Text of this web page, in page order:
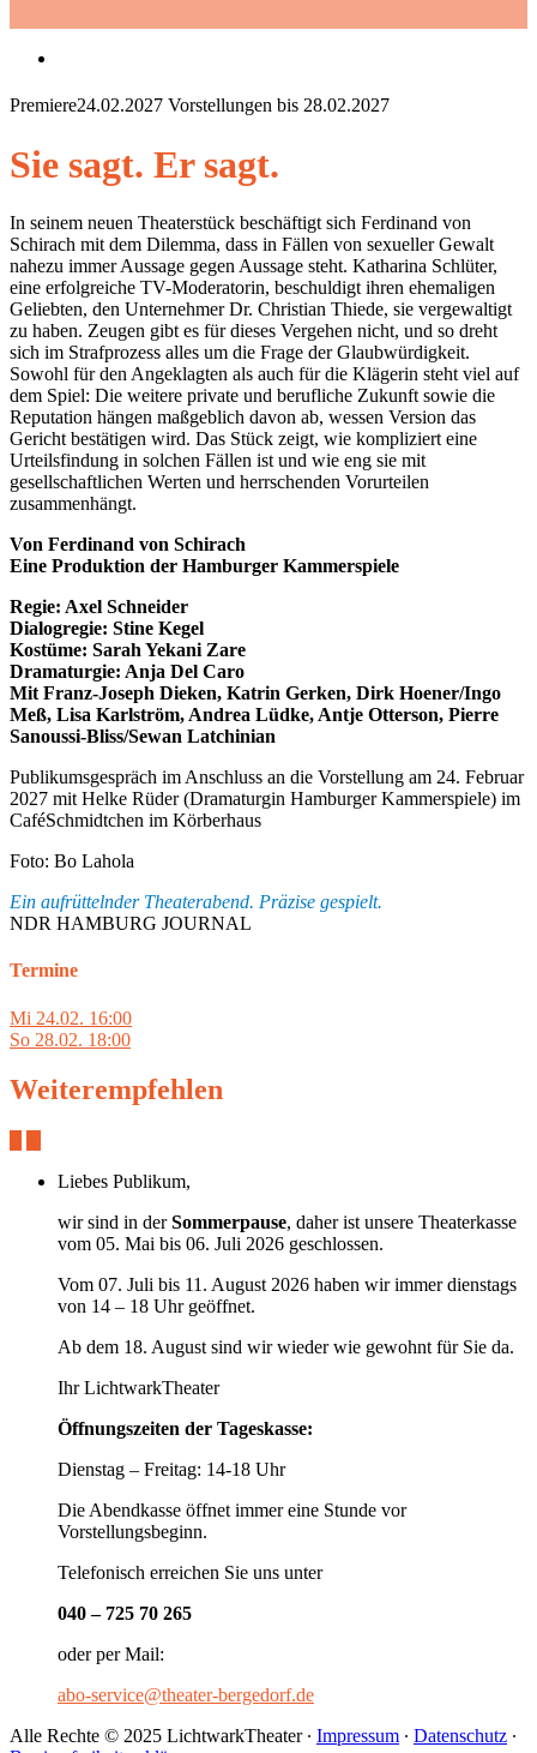
Premiere24.02.2027 Vorstellungen bis 28.02.2027
Sie sagt. Er sagt.
In seinem neuen Theaterstück beschäftigt sich Ferdinand von
Schirach mit dem Dilemma, dass in Fällen von sexueller Gewalt
nahezu immer Aussage gegen Aussage steht. Katharina Schlüter,
eine erfolgreiche TV-Moderatorin, beschuldigt ihren ehemaligen
Geliebten, den Unternehmer Dr. Christian Thiede, sie vergewaltigt
zu haben. Zeugen gibt es für dieses Vergehen nicht, und so dreht
sich im Strafprozess alles um die Frage der Glaubwürdigkeit.
Sowohl für den Angeklagten als auch für die Klägerin steht viel auf
dem Spiel: Die weitere private und berufliche Zukunft sowie die
Reputation hängen maßgeblich davon ab, wessen Version das
Gericht bestätigen wird. Das Stück zeigt, wie kompliziert eine
Urteilsfindung in solchen Fällen ist und wie eng sie mit
gesellschaftlichen Werten und herrschenden Vorurteilen
zusammenhängt.
Von Ferdinand von Schirach
Eine Produktion der Hamburger Kammerspiele
Regie: Axel Schneider
Dialogregie: Stine Kegel
Kostüme: Sarah Yekani Zare
Dramaturgie: Anja Del Caro
Mit Franz-Joseph Dieken, Katrin Gerken, Dirk Hoener/Ingo
Meß, Lisa Karlström, Andrea Lüdke, Antje Otterson, Pierre
Sanoussi-Bliss/Sewan Latchinian
Publikumsgespräch im Anschluss an die Vorstellung am 24. Februar
2027 mit Helke Rüder (Dramaturgin Hamburger Kammerspiele) im
CaféSchmidtchen im Körberhaus
Foto: Bo Lahola
Ein aufrüttelnder Theaterabend. Präzise gespielt.
NDR HAMBURG JOURNAL
Termine
Mi 24.02. 16:00
So 28.02. 18:00
Weiterempfehlen
Liebes Publikum,
wir sind in derSommerpause, daher ist unsere Theaterkasse
vom 05. Mai bis 06. Juli 2026 geschlossen.
Vom 07. Juli bis 11. August 2026 haben wir immer dienstags
von 14 – 18 Uhr geöffnet.
Ab dem 18. August sind wir wieder wie gewohnt für Sie da.
Ihr LichtwarkTheater
Öffnungszeiten der Tageskasse:
Dienstag – Freitag: 14-18 Uhr
Die Abendkasse öffnet immer eine Stunde vor
Vorstellungsbeginn.
Telefonisch erreichen Sie uns unter
040 – 725 70 265
oder per Mail:
abo-service@theater-bergedorf.de
Alle Rechte © 2025 LichtwarkTheater ∙ Impressum ∙ Datenschutz ∙